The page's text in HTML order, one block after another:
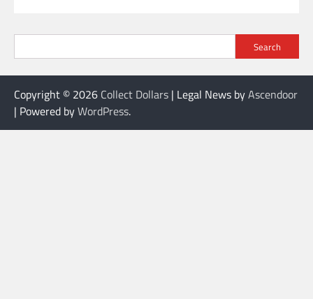
Search
Copyright © 2026 Collect Dollars | Legal News byAscendoor
| Powered byWordPress.